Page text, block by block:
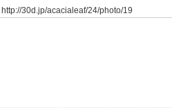
http://30d.jp/acacialeaf/24/photo/19